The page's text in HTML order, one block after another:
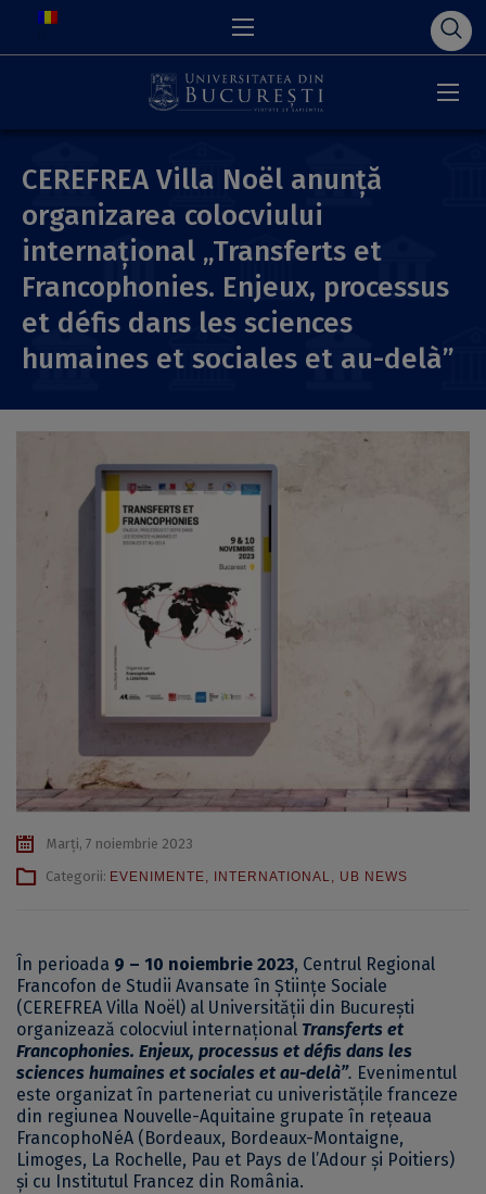
CEREFREA Villa Noël anunță
organizarea colocviului
internațional „Transferts et
Francophonies. Enjeux, processus
et défis dans les sciences
humaines et sociales et au-delà”
Marți, 7 noiembrie 2023
Categorii: EVENIMENTE, INTERNATIONAL, UB NEWS
În perioada 9 – 10 noiembrie 2023, Centrul Regional
Francofon de Studii Avansate în Științe Sociale
(CEREFREA Villa Noël) al Universității din București
organizează colocviul internațional Transferts et
Francophonies. Enjeux, processus et défis dans les
sciences humaines et sociales et au-delà”. Evenimentul
este organizat în parteneriat cu univeristățile franceze
din regiunea Nouvelle-Aquitaine grupate în rețeaua
FrancophoNéA (Bordeaux, Bordeaux-Montaigne,
Limoges, La Rochelle, Pau et Pays de l’Adour și Poitiers)
și cu Institutul Francez din România.